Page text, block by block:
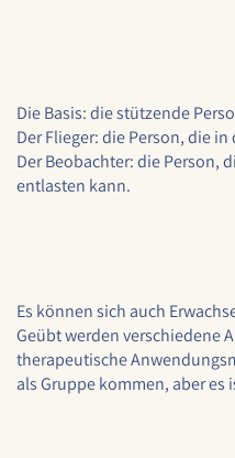
Die Basis: die stützende
Der Flieger: die Person, die
Der Beobachter: die Person,
entlasten kann.
Es können sich auch
Geübt werden verschiedene
therapeutische
als Gruppe kommen, aber es
Dieser Cookie
Einverständnis-
Cookie Laufzeit:
1 Jahr
Statistik Cookies
Diese Informationen
unsere Besucher